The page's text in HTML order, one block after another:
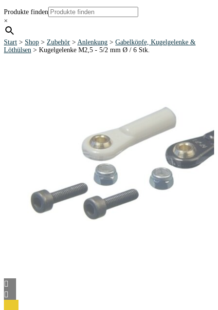
Produkte finden
×
Start > Shop > Zubehör > Anlenkung > Gabelköpfe, Kugelgelenke &
Löthülsen > Kugelgelenke M2,5 - 5/2 mm Ø / 6 Stk.